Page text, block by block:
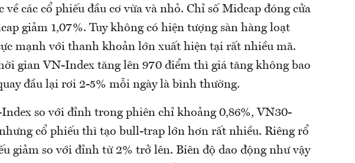
các cổ phiếu đầu cơ vừa và nhỏ. Chỉ số Midcap đóng cửa
giảm 1,07%. Tuy không có hiện tượng sàn hàng loạt
mạnh với thanh khoản lớn xuất hiện tại rất nhiều mã.
gian VN-Index tăng lên 970 điểm thì giá tăng không bao
đầu lại rơi 2-5% mỗi ngày là bình thường.
so với đỉnh trong phiên chỉ khoảng 0,86%, VN30-
cổ phiếu thì tạo bull-trap lớn hơn rất nhiều. Riêng rổ
giảm so với đỉnh từ 2% trở lên. Biên độ dao động như vậy